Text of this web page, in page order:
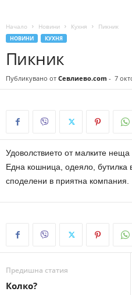
Начало Новини Кухня Пикник
НОВИНИ КУХНЯ
Пикник
Публикувано от Севлиево.com - 7
Удоволствието от малките неща
Една кошница, одеяло, бутилка
споделени в приятна компания.
Предишна статия
Колко?